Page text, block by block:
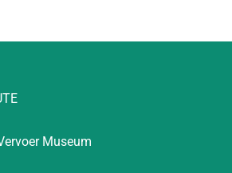
Museum